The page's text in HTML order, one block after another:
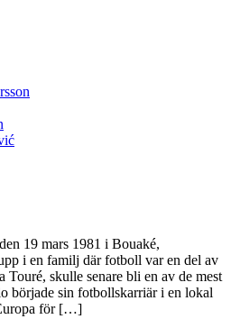
19 mars 1981 i Bouaké,
i en familj där fotboll var en del av
Touré, skulle senare bli en av de mest
började sin fotbollskarriär i en lokal
för […]